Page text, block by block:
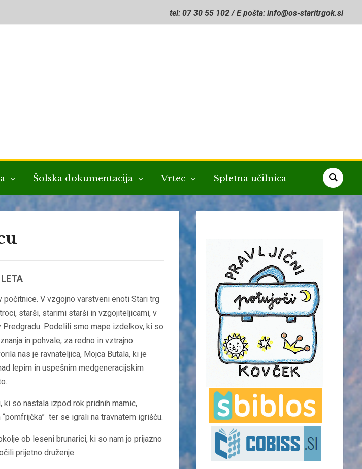
tel: 07 30 55 102 / E pošta: info@os-staritrgok.si
Šolska dokumentacija Vrtec Spletna učilnica
V vzgojno varstveni enoti Stari trg
starši, starimi starši in vzgojiteljicami, v
Predgradu. Podelili smo mape izdelkov, ki so
in pohvale, za redno in vztrajno
nas je ravnateljica, Mojca Butala, ki je
lepim in uspešnim medgeneracijskim
so nastala izpod rok pridnih mamic,
ter se igrali na travnatem igrišču.
ob leseni brunarici, ki so nam jo prijazno
prijetno druženje.